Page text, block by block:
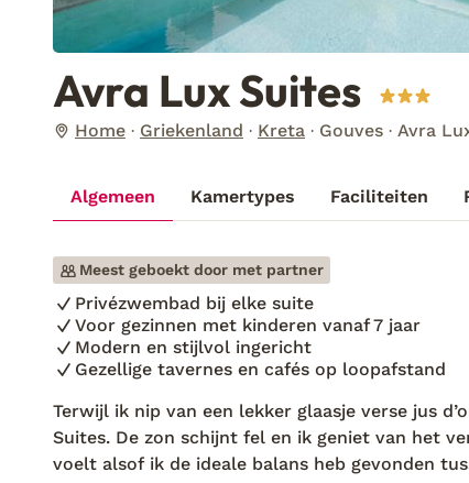
Avra Lux Suites
Home Griekenland Kreta Gouves Avra
Algemeen Kamertypes Faciliteiten
Meest geboekt door met partner
Privézwembad bij elke suite
Voor gezinnen met kinderen vanaf 7 jaar
Modern en stijlvol ingericht
Gezellige tavernes en cafés op loopafstand
Terwijl ik nip van een lekker glaasje verse jus
Suites. De zon schijnt fel en ik geniet van het
voelt alsof ik de ideale balans heb gevonden